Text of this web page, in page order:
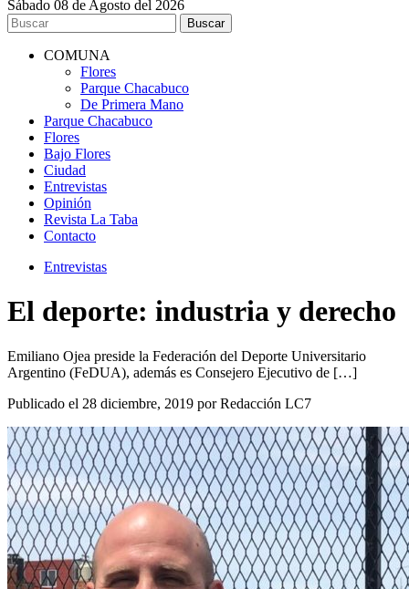
Sábado 08 de Agosto del 2026
COMUNA
Flores
Parque Chacabuco
De Primera Mano
Parque Chacabuco
Flores
Bajo Flores
Ciudad
Entrevistas
Opinión
Revista La Taba
Contacto
Entrevistas
El deporte: industria y derecho
Emiliano Ojea preside la Federación del Deporte Universitario
Argentino (FeDUA), además es Consejero Ejecutivo de […]
Publicado el 28 diciembre, 2019 por Redacción LC7